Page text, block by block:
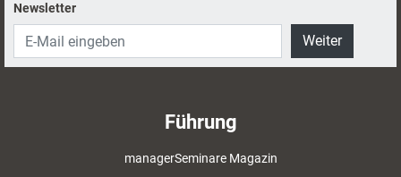
Newsletter
Weiter
Führung
managerSeminare Magazin